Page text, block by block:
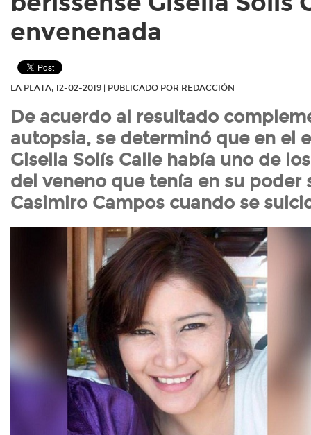
envenenada
LA PLATA, 12-02-2019 | PUBLICADO POR REDACCIÓN
De acuerdo al resultado
autopsia, se determinó que en el
Gisella Solís Calle había uno de
del veneno que tenía en su poder
Casimiro Campos cuando se